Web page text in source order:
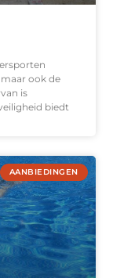
ook de
is
biedt
AANBIEDINGEN